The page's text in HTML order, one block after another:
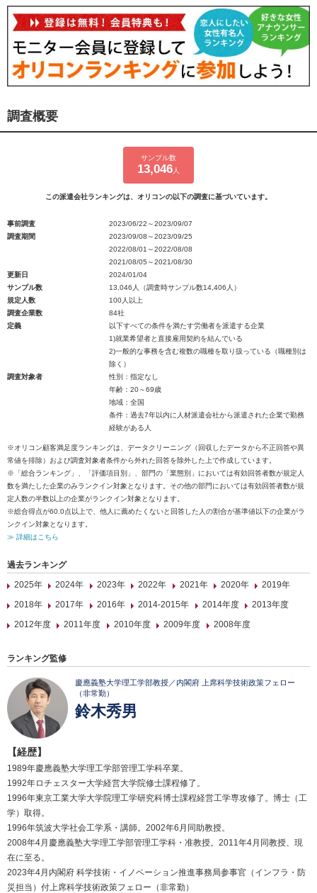
調査概要
サンプル数
13,046 人
この派遣会社ランキングは、オリコンの以下の調査に基づいています。
事前調査
2023/06/22～2023/09/07
調査期間
2023/09/08～2023/09/25
2022/08/01～2022/08/08
2021/08/05～2021/08/30
更新日
2024/01/04
サンプル数
13,046人（調査時サンプル数14,406人）
規定人数
100人以上
調査企業数
84社
定義
以下すべての条件を満たす労働者を派遣する企業
1)就業希望者と直接雇用契約を結んでいる
2)一般的な事務を含む複数の職種を取り扱っている（職種別は
除く）
調査対象者
性別：指定なし
年齢：20～69歳
地域：全国
条件：過去7年以内に人材派遣会社から派遣された企業で勤務
経験がある人
※オリコン顧客満足度ランキングは、データクリーニング（回収したデータから不正回答や異
常値を排除）および調査対象者条件から外れた回答を除外した上で作成しています。
※「総合ランキング」、「評価項目別」、部門の「業態別」においては有効回答者数が規定人
数を満たした企業のみランクイン対象となります。その他の部門においては有効回答者数が規
定人数の半数以上の企業がランクイン対象となります。
※総合得点が60.0点以上で、他人に薦めたくないと回答した人の割合が基準値以下の企業がラ
ンクイン対象となります。
≫ 詳細はこちら
過去ランキング
2025年
2024年 2023年 2022年 2021年 2020年
2019年
2018年
2017年 2016年 2014-2015年 2014年度
2013年度
2012年度
2011年度 2010年度 2009年度 2008年度
ランキング監修
慶應義塾大学理工学部教授／内閣府 上席科学技術政策フェロー
（非常勤）
鈴木秀男
【経歴】
1989年慶應義塾大学理工学部管理工学科卒業。
1992年ロチェスター大学経営大学院修士課程修了。
1996年東京工業大学大学院理工学研究科博士課程経営工学専攻修了。博士（工
学）取得。
1996年筑波大学社会工学系・講師。2002年6月同助教授。
2008年4月慶應義塾大学理工学部管理工学科・准教授。2011年4月同教授、現
在に至る。
2023年4月内閣府 科学技術・イノベーション推進事務局参事官（インフラ・防
災担当）付上席科学技術政策フェロー（非常勤）